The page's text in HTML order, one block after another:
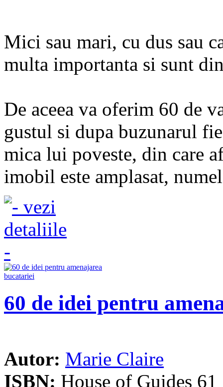
Mici sau mari, cu dus sau
multa importanta si sunt
De aceea va oferim 60 de
gustul si dupa buzunarul
mica lui poveste, din care
imobil este amplasat,
60 de idei pentru
Autor: Marie Claire
ISBN: House of Guides 61